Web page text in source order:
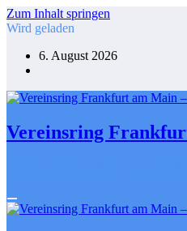
Zum Inhalt springen
Wird geladen
6. August 2026
Vereinsring